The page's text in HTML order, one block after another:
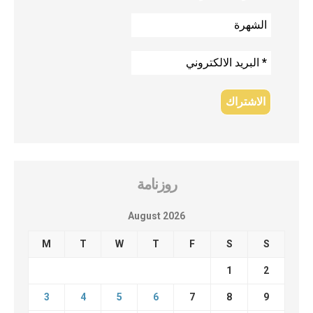
روزنامة
August 2026
M T W T F S S
1 2
3 4 5 6 7 8 9